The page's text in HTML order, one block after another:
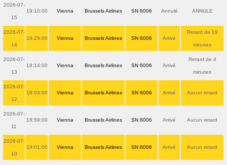
2026-07-
15
19:10:00 Vienna Brussels Airlines SN 6006 Annulé ANNULE
2026-07-
14
19:29:00 Vienna Brussels Airlines SN 6006 Arrivé
Retard de 19
minutes
2026-07-
13
19:14:00 Vienna Brussels Airlines SN 6006 Arrivé
Retard de 4
minutes
2026-07-
12
19:03:00 Vienna Brussels Airlines SN 6006 Arrivé Aucun retard
2026-07-
11
18:59:00 Vienna Brussels Airlines SN 6006 Arrivé Aucun retard
2026-07-
10
19:01:00 Vienna Brussels Airlines SN 6006 Arrivé Aucun retard